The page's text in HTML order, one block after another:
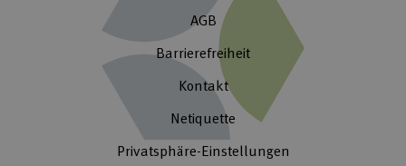
AGB
Barrierefreiheit
Kontakt
Netiquette
Privatsphäre-Einstellungen